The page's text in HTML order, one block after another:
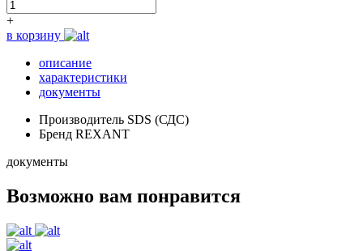
+
в корзину
описание
характеристики
документы
Производитель SDS (СДС)
Бренд REXANT
документы
Возможно вам понравится